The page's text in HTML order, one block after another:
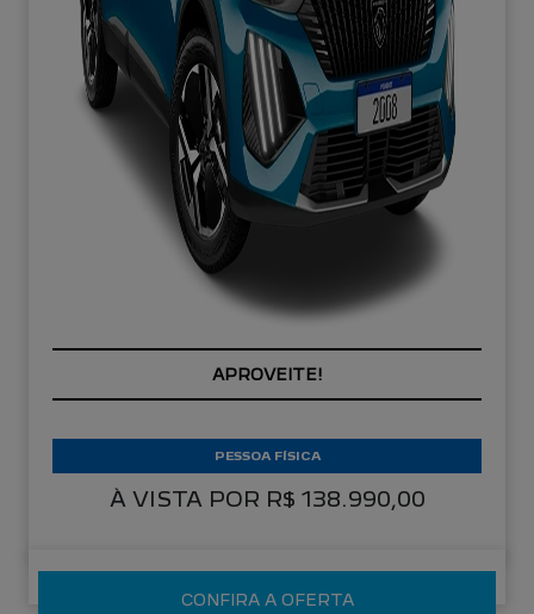
APROVEITE!
À VISTA POR R$ 138.990,00
PESSOA FÍSICA
CONFIRA A OFERTA